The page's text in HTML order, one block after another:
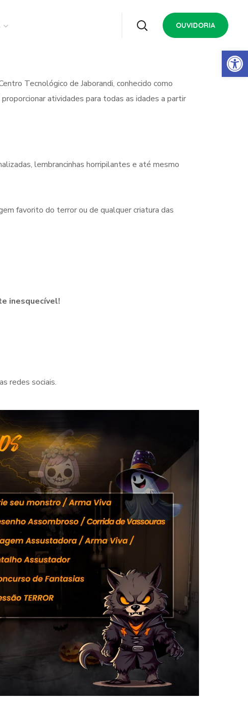
OUVIDORIA
Tecnológico de Jaborandi, conhecido como
atividades para todas as idades a partir
lembrancinhas horripilantes e até mesmo
favorito do terror ou de qualquer criatura das
inesquecível!
redes sociais.